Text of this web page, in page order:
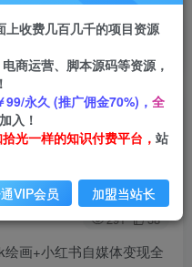
绘画+小红书自
关注 私信
291 38
画+小红书自媒体变现全
上收费几百几千的项目资源
商运营、脚本源码等资源，
99/永久 (推广佣金70%)， 全
入！
光一样的知识付费平台， 站
VIP会员 加盟当站长